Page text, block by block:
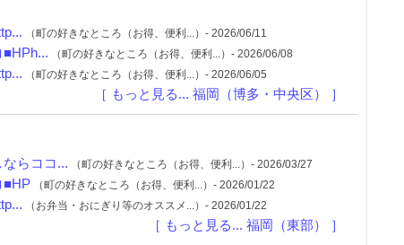
（町の好きなところ（お得、便利...）- 2026/06/11
（町の好きなところ（お得、便利...）- 2026/06/08
（町の好きなところ（お得、便利...）- 2026/06/05
［ もっと見る... 福岡（博多・中央区） ］
らココ... （町の好きなところ（お得、便利...）- 2026/03/27
■HP （町の好きなところ（お得、便利...）- 2026/01/22
（お弁当・おにぎり等のオススメ...）- 2026/01/22
［ もっと見る... 福岡（東部） ］